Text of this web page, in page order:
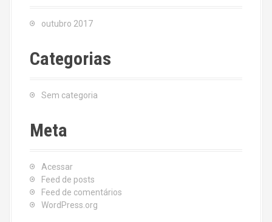
outubro 2017
Categorias
Sem categoria
Meta
Acessar
Feed de posts
Feed de comentários
WordPress.org